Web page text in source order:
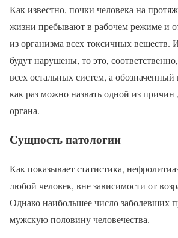
Как известно, почки человека на
жизни пребывают в рабочем режиме и
из организма всех токсичных веществ.
будут нарушены, то это,
всех остальных систем, а
как раз можно назвать одной из
органа.
Сущность патологии
Как показывает статистика,
любой человек, вне зависимости от
Однако наибольшее число заболевших
мужскую половину человечества.